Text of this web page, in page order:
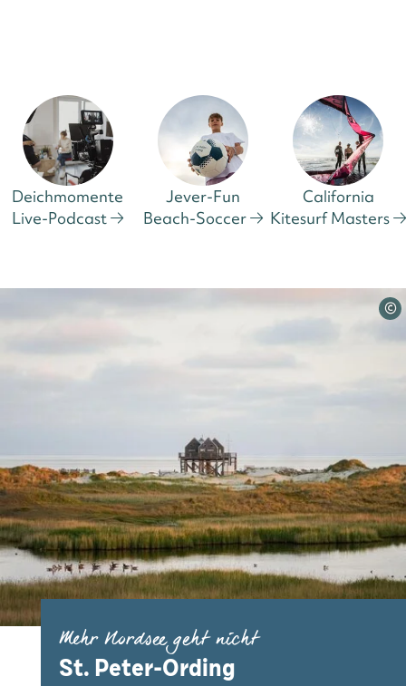
Deichmomente
Live-Podcast
Jever-Fun
Beach-Soccer
California
Kitesurf Masters
©
Mehr Nordsee geht nicht
St. Peter-Ording